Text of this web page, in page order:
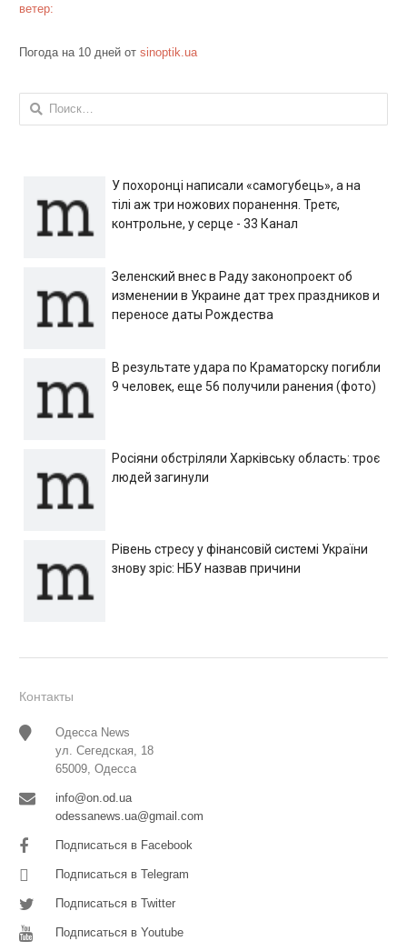
ветер:
Погода на 10 дней от sinoptik.ua
Найти:
У похоронці написали «самогубець», а на
тілі аж три ножових поранення. Третє,
контрольне, у серце - 33 Канал
Зеленский внес в Раду законопроект об
изменении в Украине дат трех праздников и
переносе даты Рождества
В результате удара по Краматорску погибли
9 человек, еще 56 получили ранения (фото)
Росіяни обстріляли Харківську область: троє
людей загинули
Рівень стресу у фінансовій системі України
знову зріс: НБУ назвав причини
Контакты
Одесса News
ул. Сегедская, 18
65009, Одесса
info@on.od.ua
odessanews.ua@gmail.com
Подписаться в Facebook
Подписаться в Telegram
Подписаться в Twitter
Подписаться в Youtube